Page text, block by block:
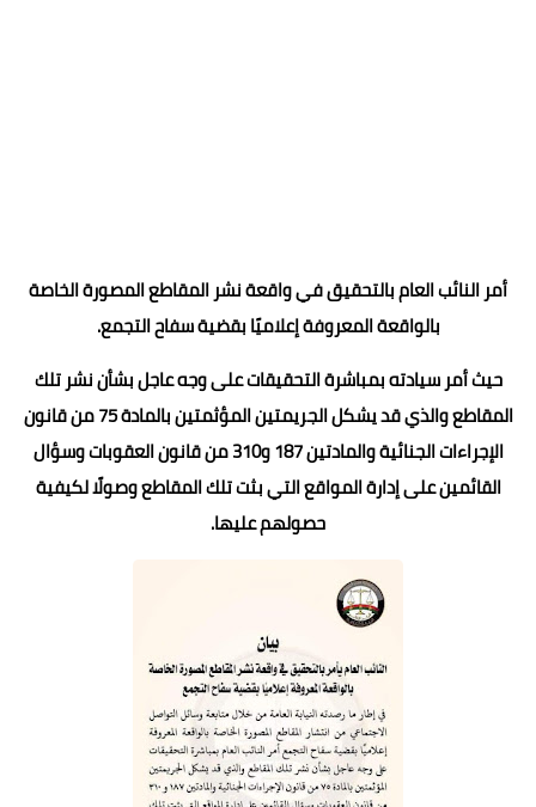
أمر النائب العام بالتحقيق في واقعة نشر المقاطع المصورة الخاصة
بالواقعة المعروفة إعلاميًا بقضية سفاح التجمع.
حيث أمر سيادته بمباشرة التحقيقات على وجه عاجل بشأن نشر تلك
المقاطع والذي قد يشكل الجريمتين المؤثمتين بالمادة 75 من قانون
الإجراءات الجنائية والمادتين 187 و310 من قانون العقوبات وسؤال
القائمين على إدارة المواقع التي بثت تلك المقاطع وصولًا لكيفية
حصولهم عليها.